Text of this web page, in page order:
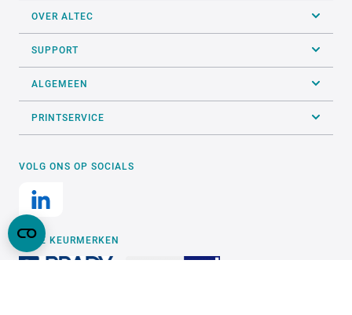
OVER ALTEC
SUPPORT
ALGEMEEN
PRINTSERVICE
VOLG ONS OP SOCIALS
ONZE KEURMERKEN